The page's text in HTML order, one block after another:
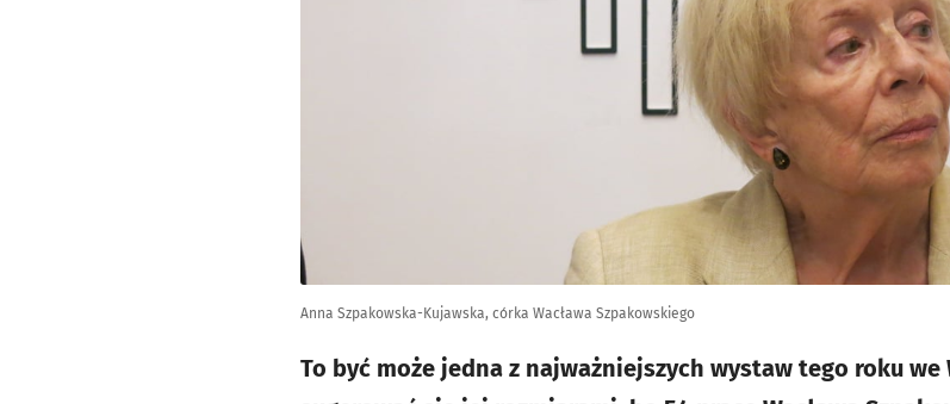
Anna Szpakowska-Kujawska, córka Wacława Szpakowskiego
To być może jedna z najważniejszych wystaw tego roku we